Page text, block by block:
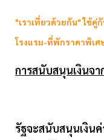
"เราเที่ยวด้วยกัน" ใช้คู่
โรงแรม-ที่พักราคาพิเศ
การสนับสนุนเงินจา
รัฐจะสนับสนุนเงิน